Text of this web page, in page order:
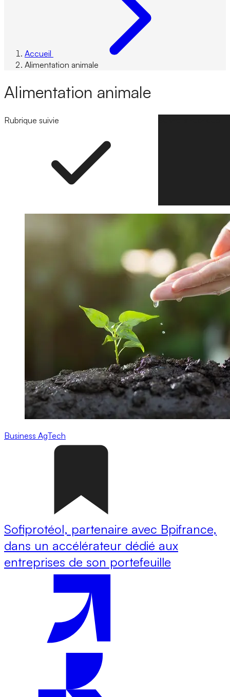
Accueil
Alimentation animale
Alimentation animale
Rubrique suivie
Business AgTech
Sofiprotéol, partenaire avec Bpifrance,
dans un accélérateur dédié aux
entreprises de son portefeuille